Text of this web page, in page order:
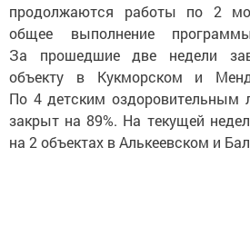
продолжаются работы по 2
общее выполнение
За прошедшие две недели
объекту в Кукморском и
По 4 детским оздоровительным
закрыт на 89%. На текущей
на 2 объектах в Алькеевском и